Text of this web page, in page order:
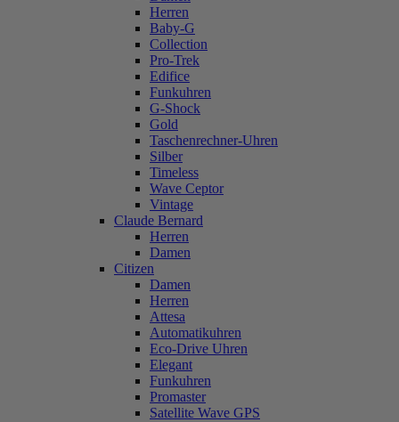
Herren
Baby-G
Collection
Pro-Trek
Edifice
Funkuhren
G-Shock
Gold
Taschenrechner-Uhren
Silber
Timeless
Wave Ceptor
Vintage
Claude Bernard
Herren
Damen
Citizen
Damen
Herren
Attesa
Automatikuhren
Eco-Drive Uhren
Elegant
Funkuhren
Promaster
Satellite Wave GPS